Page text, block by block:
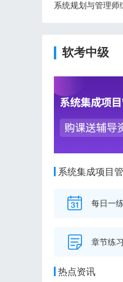
系统规划与管理师
软考中级
系统集成项目
每日一练
章节练习
热点资讯